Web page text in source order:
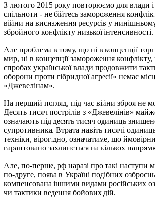
З лютого 2015 року повторюємо для влади і
спільноти - не бійтесь замороження
війни на виснаження ресурсів у
збройного конфлікту низької інтенсивності.
Але проблема в тому, що ні в концепції
мир, ні в концепції замороження конфлікту,
спробах української влади продовжити
оборони проти гібридної агресії» немає
«Джевелінам».
На перший погляд, під час війни зброя не
Десять тисяч пострілів з «Джевелінів»
означають під десять тисяч одиниць
супротивника. Втрата навіть тисячі
техніки, вірогідно, означатиме, що
гарантовано захлинеться на кількох
Але, по-перше, рф наразі про такі наступи
по-друге, поява в Україні подібних
компенсована іншими видами російських
чи тактики ведення бойових дій.